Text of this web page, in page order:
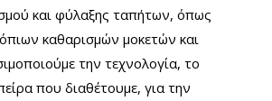
και φύλαξης ταπήτων, όπως
καθαρισμών μοκετών και
την τεχνολογία, το
που διαθέτουμε, για την